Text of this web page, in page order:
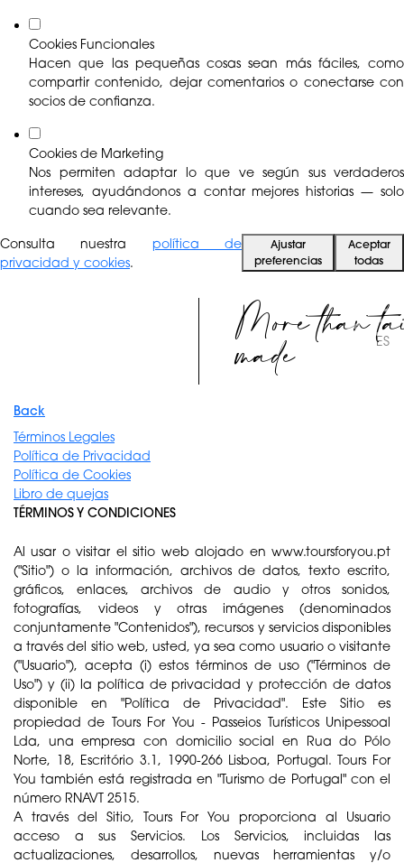
Cookies Funcionales
Hacen que las pequeñas cosas sean más fáciles, como
compartir contenido, dejar comentarios o conectarse con
socios de confianza.
Cookies de Marketing
Nos permiten adaptar lo que ve según sus verdaderos
intereses, ayudándonos a contar mejores historias — solo
cuando sea relevante.
Consulta nuestra política de
privacidad y cookies.
Ajustar
preferencias
Aceptar
todas
More than
made ES
Back
Términos Legales
Política de Privacidad
Política de Cookies
Libro de quejas
TÉRMINOS Y CONDICIONES
Al usar o visitar el sitio web alojado en www.toursforyou.pt
("Sitio") o la información, archivos de datos, texto escrito,
gráficos, enlaces, archivos de audio y otros sonidos,
fotografías, videos y otras imágenes (denominados
conjuntamente "Contenidos"), recursos y servicios disponibles
a través del sitio web, usted, ya sea como usuario o visitante
("Usuario"), acepta (i) estos términos de uso ("Términos de
Uso") y (ii) la política de privacidad y protección de datos
disponible en "Política de Privacidad". Este Sitio es
propiedad de Tours For You - Passeios Turísticos Unipessoal
Lda, una empresa con domicilio social en Rua do Pólo
Norte, 18, Escritório 3.1, 1990-266 Lisboa, Portugal. Tours For
You también está registrada en "Turismo de Portugal" con el
número RNAVT 2515.
A través del Sitio, Tours For You proporciona al Usuario
acceso a sus Servicios. Los Servicios, incluidas las
actualizaciones, desarrollos, nuevas herramientas y/o